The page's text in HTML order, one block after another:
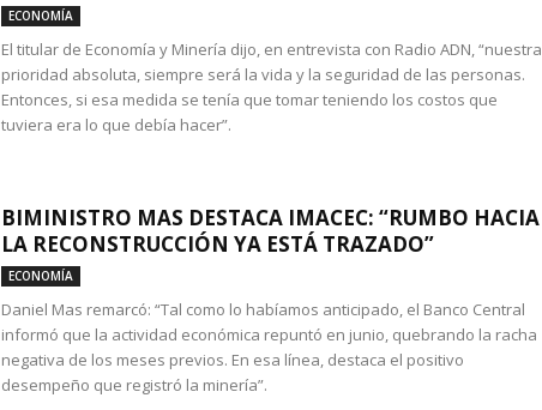
ECONOMÍA
El titular de Economía y Minería dijo, en entrevista con Radio ADN, “nuestra
prioridad absoluta, siempre será la vida y la seguridad de las personas.
Entonces, si esa medida se tenía que tomar teniendo los costos que
tuviera era lo que debía hacer”.
BIMINISTRO MAS DESTACA IMACEC: “RUMBO HACIA
LA RECONSTRUCCIÓN YA ESTÁ TRAZADO”
ECONOMÍA
Daniel Mas remarcó: “Tal como lo habíamos anticipado, el Banco Central
informó que la actividad económica repuntó en junio, quebrando la racha
negativa de los meses previos. En esa línea, destaca el positivo
desempeño que registró la minería”.